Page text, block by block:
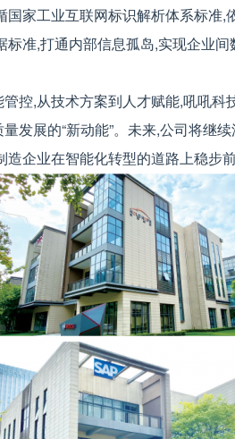
国家工业互联网标识解析体系标准,
准,打通内部信息孤岛,实现企业间
控,从技术方案到人才赋能,吼吼科
发展的“新动能”。未来,公司将继
企业在智能化转型的道路上稳步